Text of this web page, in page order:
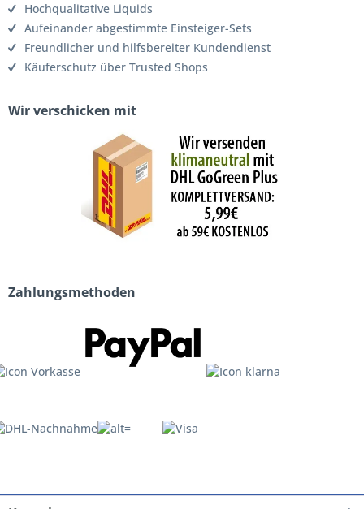
Hochqualitative Liquids
Aufeinander abgestimmte Einsteiger-Sets
Freundlicher und hilfsbereiter Kundendienst
Käuferschutz über Trusted Shops
Wir verschicken mit
Zahlungsmethoden